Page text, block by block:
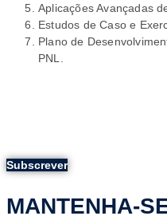
Aplicações Avançadas
Estudos de Caso e
Plano de
PNL.
Subscrever
MANTENHA-